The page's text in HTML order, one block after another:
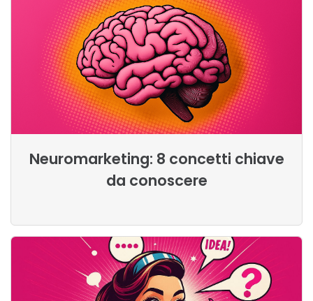
Neuromarketing: 8 concetti chiave
da conoscere